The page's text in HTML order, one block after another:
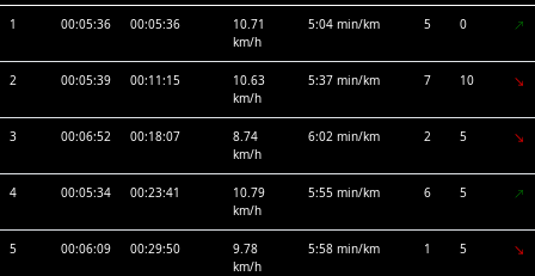
1 00:05:36 00:05:36
10.71
km/h
5:04 min/km 5 0
2 00:05:39 00:11:15
10.63
km/h
5:37 min/km 7 10
3 00:06:52 00:18:07
8.74
km/h
6:02 min/km 2 5
4 00:05:34 00:23:41
10.79
km/h
5:55 min/km 6 5
5 00:06:09 00:29:50
9.78
km/h
5:58 min/km 1 5